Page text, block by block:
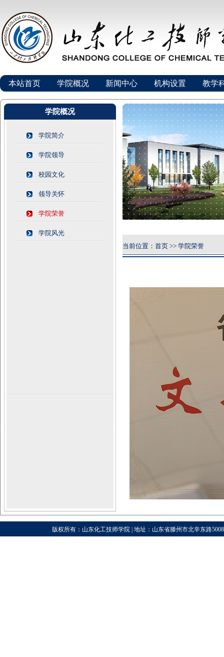
本站首页 学院概况 新闻中心 机构设置 教学
学院概况
学院简介
学院领导
校园文化
领导关怀
学院荣誉
学院风光
当前位置：首页 >> 学院荣誉
版权所有：山东化工技师学院 | 地址：山东省滕州市北辛东路